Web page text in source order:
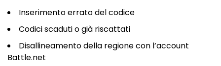
Inserimento errato del codice
Codici scaduti o già riscattati
Disallineamento della regione con l’account
Battle.net